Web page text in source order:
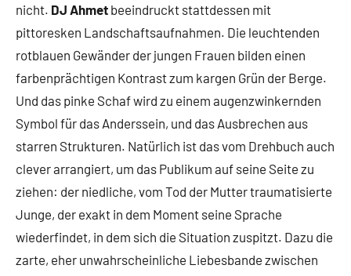
nicht. DJ Ahmet beeindruckt stattdessen mit
pittoresken Landschaftsaufnahmen. Die leuchtenden
rotblauen Gewänder der jungen Frauen bilden einen
farbenprächtigen Kontrast zum kargen Grün der Berge.
Und das pinke Schaf wird zu einem augenzwinkernden
Symbol für das Anderssein, und das Ausbrechen aus
starren Strukturen. Natürlich ist das vom Drehbuch auch
clever arrangiert, um das Publikum auf seine Seite zu
ziehen: der niedliche, vom Tod der Mutter traumatisierte
Junge, der exakt in dem Moment seine Sprache
wiederfindet, in dem sich die Situation zuspitzt. Dazu die
zarte, eher unwahrscheinliche Liebesbande zwischen